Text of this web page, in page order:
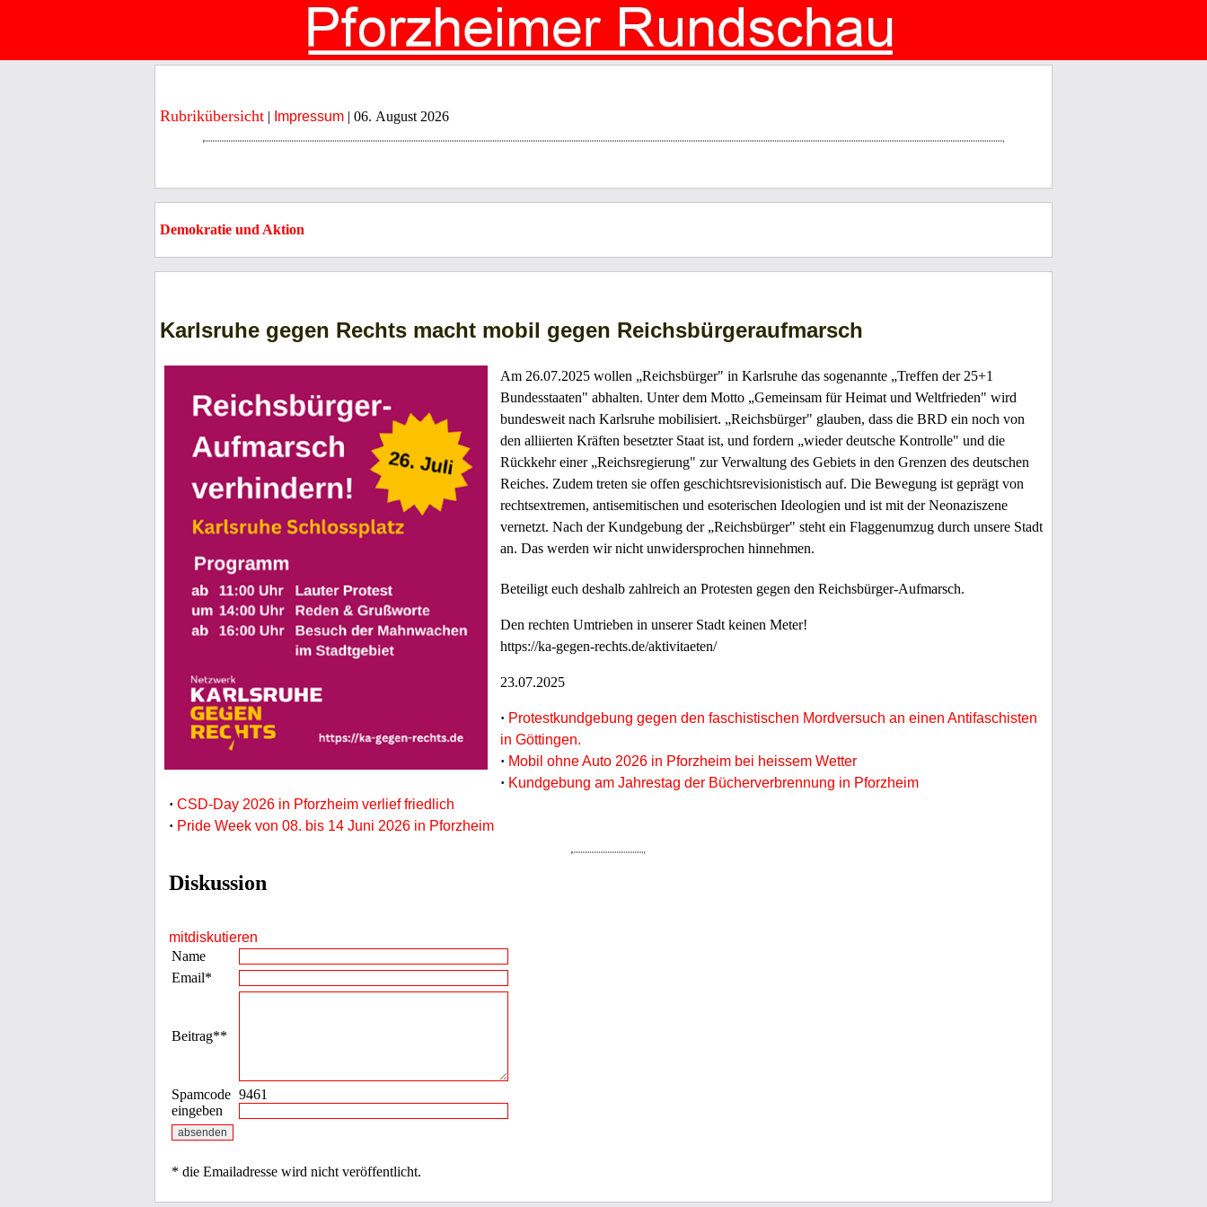
Rubrikübersicht | Impressum | 06. August 2026
Demokratie und Aktion
Karlsruhe gegen Rechts macht mobil gegen Reichsbürgeraufmarsch
Am 26.07.2025 wollen „Reichsbürger" in Karlsruhe das sogenannte „Treffen der 25+1
Bundesstaaten" abhalten. Unter dem Motto „Gemeinsam für Heimat und Weltfrieden" wird
bundesweit nach Karlsruhe mobilisiert. „Reichsbürger" glauben, dass die BRD ein noch von
den alliierten Kräften besetzter Staat ist, und fordern „wieder deutsche Kontrolle" und die
Rückkehr einer „Reichsregierung" zur Verwaltung des Gebiets in den Grenzen des deutschen
Reiches. Zudem treten sie offen geschichtsrevisionistisch auf. Die Bewegung ist geprägt von
rechtsextremen, antisemitischen und esoterischen Ideologien und ist mit der Neonaziszene
vernetzt. Nach der Kundgebung der „Reichsbürger" steht ein Flaggenumzug durch unsere Stadt
an. Das werden wir nicht unwidersprochen hinnehmen.
Beteiligt euch deshalb zahlreich an Protesten gegen den Reichsbürger-Aufmarsch.
Den rechten Umtrieben in unserer Stadt keinen Meter!
https://ka-gegen-rechts.de/aktivitaeten/
23.07.2025
· Protestkundgebung gegen den faschistischen Mordversuch an einen Antifaschisten
in Göttingen.
· Mobil ohne Auto 2026 in Pforzheim bei heissem Wetter
· Kundgebung am Jahrestag der Bücherverbrennung in Pforzheim
· CSD-Day 2026 in Pforzheim verlief friedlich
· Pride Week von 08. bis 14 Juni 2026 in Pforzheim
Diskussion
mitdiskutieren
Name
Email*
Beitrag**
Spamcode
eingeben
9461
* die Emailadresse wird nicht veröffentlicht.